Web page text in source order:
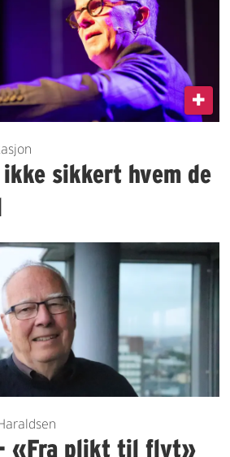
sikkert hvem de
«Fra plikt til flyt»